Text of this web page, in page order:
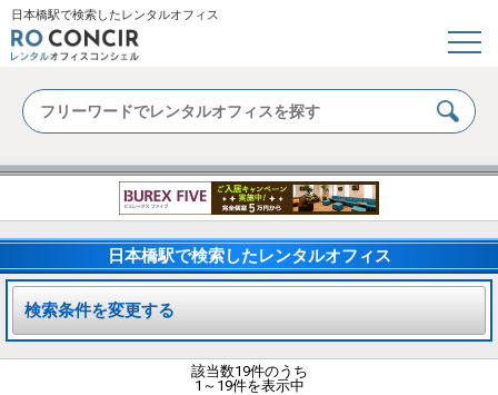
日本橋駅で検索したレンタルオフィス
日本橋駅で検索したレンタルオフィス
検索条件を変更する
該当数19件のうち
1～19件を表示中